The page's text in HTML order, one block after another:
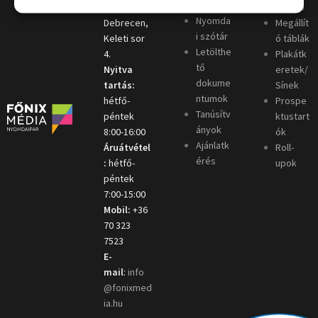
Debrecen,
Keleti sor
4.
Nyitva
tartás:
hétfő-
péntek
8:00-16:00
Áruátvétel
: hétfő-
péntek
7:00-15:00
Mobil: +36
70 323
7523
E-
mail: info
@fonixmed
ia.hu
Nyomda
i szótár
Letölthe
tő
dokume
ntumok
Tanúsítv
ányok
Ajánlatk
érés
oszlop
Megállít
ó táblák
Plakátk
eretek/
Sínek
Prospe
ktustart
ók
Roll-
upok